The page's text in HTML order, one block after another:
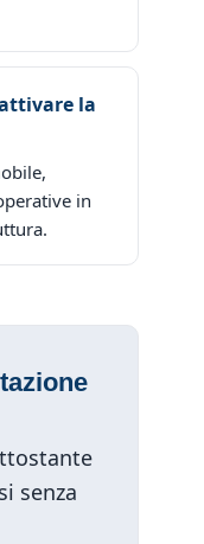
la
in
senza